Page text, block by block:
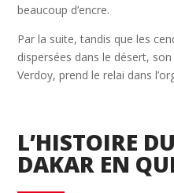
beaucoup d’encre.
Par la suite, tandis que les
dispersées dans le désert,
Verdoy, prend le relai dans
L’HISTOIRE
DAKAR EN